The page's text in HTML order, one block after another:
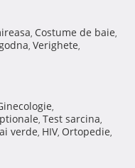
, Costume de baie,
, Verighete,
,
, Test sarcina,
verde, HIV, Ortopedie,